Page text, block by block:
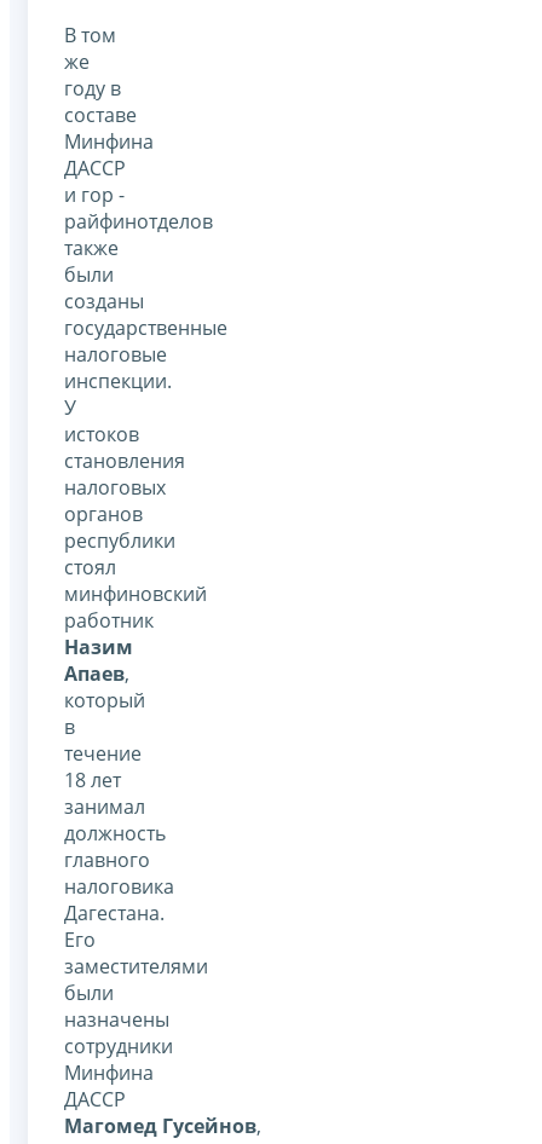
В том
же
году в
составе
Минфина
ДАССР
и гор -
райфинотделов
также
были
созданы
государственные
налоговые
инспекции.
У
истоков
становления
налоговых
органов
республики
стоял
минфиновский
работник
Назим
Апаев,
который
в
течение
18 лет
занимал
должность
главного
налоговика
Дагестана.
Его
заместителями
были
назначены
сотрудники
Минфина
ДАССР
Магомед Гусейнов,